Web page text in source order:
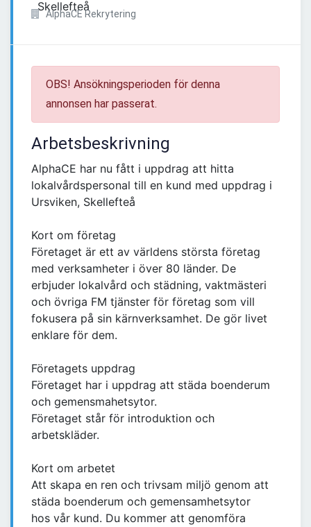
AlphaCE Rekrytering
OBS! Ansökningsperioden för denna
annonsen har passerat.
Arbetsbeskrivning
AlphaCE har nu fått i uppdrag att hitta
lokalvårdspersonal till en kund med uppdrag i
Ursviken, Skellefteå
Kort om företag
Företaget är ett av världens största företag
med verksamheter i över 80 länder. De
erbjuder lokalvård och städning, vaktmästeri
och övriga FM tjänster för företag som vill
fokusera på sin kärnverksamhet. De gör livet
enklare för dem.
Företagets uppdrag
Företaget har i uppdrag att städa boenderum
och gemensmahetsytor.
Företaget står för introduktion och
arbetskläder.
Kort om arbetet
Att skapa en ren och trivsam miljö genom att
städa boenderum och gemensamhetsytor
hos vår kund. Du kommer att genomföra